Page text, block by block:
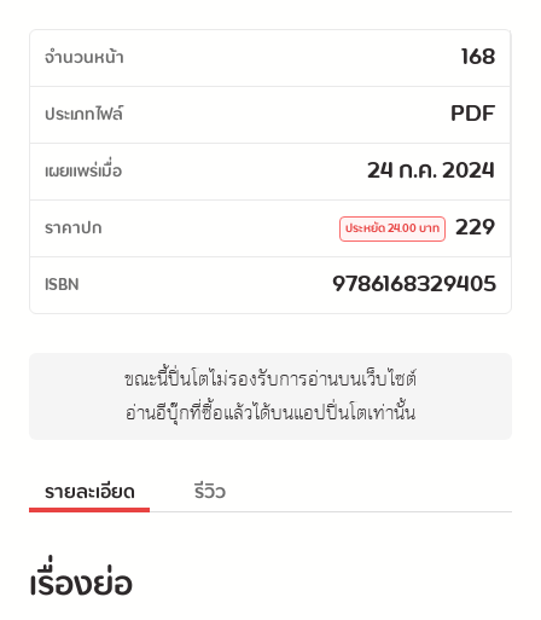
จำนวนหน้า 168
ประเภทไฟล์ PDF
เผยแพร่เมื่อ 24 ก.ค. 2024
ราคาปก 229
ประหยัด24.00บาท
ISBN 9786168329405
ขณะนี้ปิ่นโตไม่รองรับการอ่านบนเว็บไซต์
อ่านอีบุ๊กที่ซื้อแล้วได้บนแอปปิ่นโตเท่านั้น
รายละเอียด รีวิว
เรื่องย่อ